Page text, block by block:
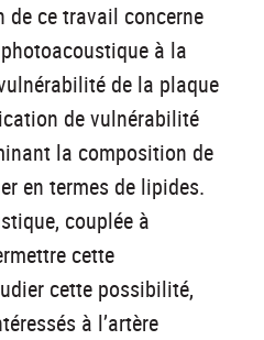
ce travail concerne
à la
de la plaque
de vulnérabilité
la composition de
en termes de lipides.
couplée à
cette
cette possibilité,
à l’artère